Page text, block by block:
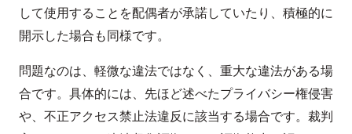
して使用することを配偶者が承諾していたり、積極的に
開示した場合も同様です。
問題なのは、軽微な違法ではなく、重大な違法がある場
合です。具体的には、先ほど述べたプライバシー権侵害
や、不正アクセス禁止法違反に該当する場合です。裁判